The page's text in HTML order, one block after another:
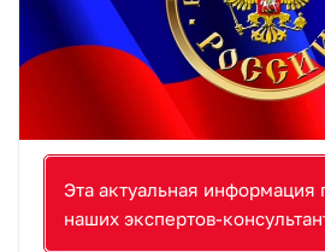
Эта актуальная информация
наших экспертов-